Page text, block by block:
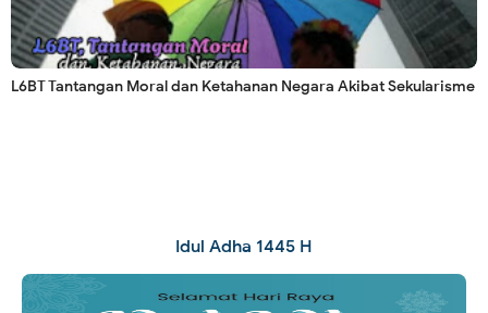
L6BT Tantangan Moral dan Ketahanan Negara Akibat Sekularisme
Idul Adha 1445 H